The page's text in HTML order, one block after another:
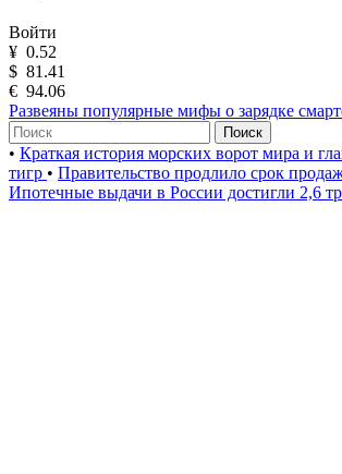
Войти
¥ 0.52
$ 81.41
€ 94.06
Развеяны популярные мифы о зарядке
Поиск
• Краткая история морских ворот мира и
тигр • Правительство продлило срок
Ипотечные выдачи в России достигли 2,6